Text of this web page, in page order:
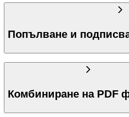
Попълване и
Комбиниране на PDF